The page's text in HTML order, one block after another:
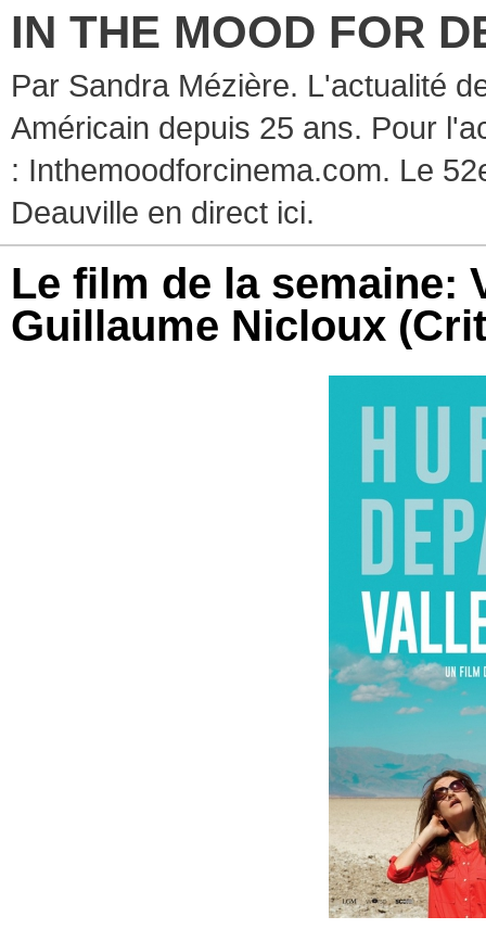
IN THE MOOD FOR
Par Sandra Mézière. L'actualité
Américain depuis 25 ans. Pour
: Inthemoodforcinema.com. Le
Deauville en direct ici.
Le film de la semaine:
Guillaume Nicloux